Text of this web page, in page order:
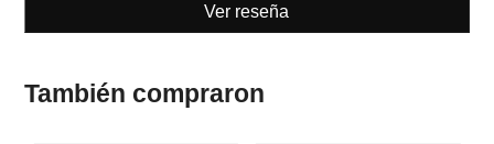
Ver reseña
También compraron